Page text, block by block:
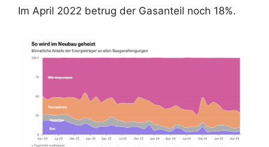
Im April 2022 betrug der Gasanteil noch 18%.